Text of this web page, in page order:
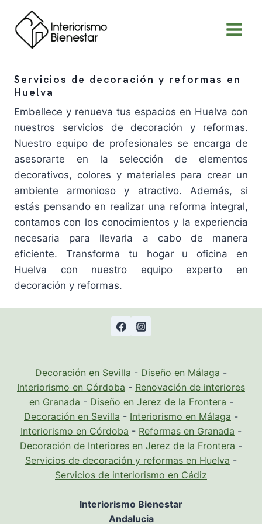
contenido
Servicios de decoración y reformas en
Huelva
Embellece y renueva tus espacios en Huelva con
nuestros servicios de decoración y reformas.
Nuestro equipo de profesionales se encarga de
asesorarte en la selección de elementos
decorativos, colores y materiales para crear un
ambiente armonioso y atractivo. Además, si
estás pensando en realizar una reforma integral,
contamos con los conocimientos y la experiencia
necesaria para llevarla a cabo de manera
eficiente. Transforma tu hogar u oficina en
Huelva con nuestro equipo experto en
decoración y reformas.
Decoración en Sevilla - Diseño en Málaga -
Interiorismo en Córdoba - Renovación de interiores
en Granada - Diseño en Jerez de la Frontera -
Decoración en Sevilla - Interiorismo en Málaga -
Interiorismo en Córdoba - Reformas en Granada -
Decoración de Interiores en Jerez de la Frontera -
Servicios de decoración y reformas en Huelva -
Servicios de interiorismo en Cádiz
Interiorismo Bienestar
Andalucia